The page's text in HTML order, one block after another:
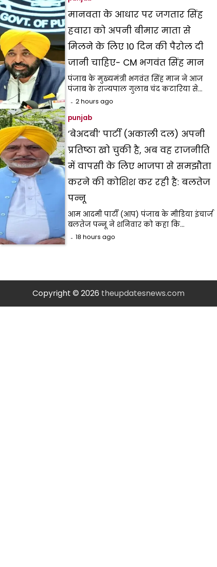
मानवता के आधार पर जगतार सिंह
हवारा को अपनी बीमार माता से
मिलने के लिए 10 दिन की पैरोल दी
जानी चाहिए- CM भगवंत सिंह मान
पंजाब के मुख्यमंत्री भगवंत सिंह मान ने आज
पंजाब के राज्यपाल गुलाब चंद कटारिया से…
2 hours ago
punjab
‘बेअदबी’ पार्टी (अकाली दल) अपनी
प्रतिष्ठा खो चुकी है, अब वह राजनीति
में वापसी के लिए भाजपा से समझौता
करने की कोशिश कर रही है: बलतेज
पन्नू
आम आदमी पार्टी (आप) पंजाब के मीडिया इंचार्ज
बलतेज पन्नू ने शनिवार को कहा कि…
18 hours ago
Copyright © 2026 theupdatesnews.com